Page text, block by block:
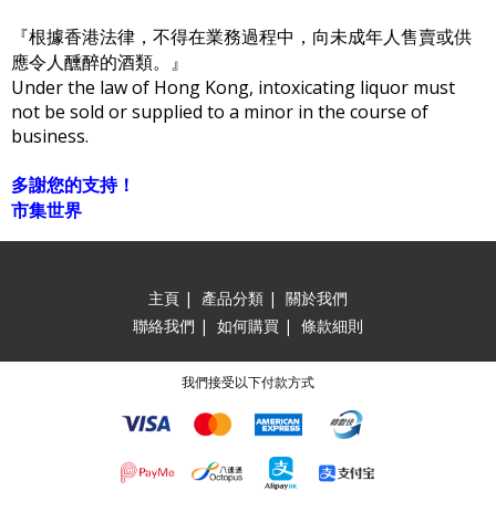
『根據香港法律，不得在業務過程中，向未成年人售賣或供
應令人醺醉的酒類。』
Under the law of Hong Kong, intoxicating liquor must
not be sold or supplied to a minor in the course of
business.
多謝您的支持！
市集世界
主頁 | 產品分類 | 關於我們
聯絡我們 | 如何購買 | 條款細則
我們接受以下付款方式